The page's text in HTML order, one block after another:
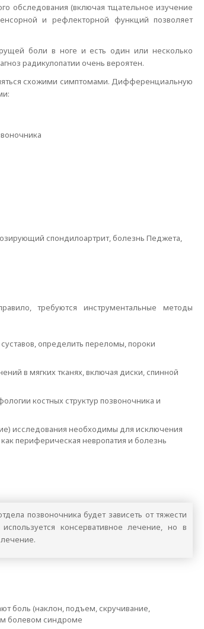
обследования (включая тщательное изучение
и рефлекторной функций позволяет
боли в ноге и есть один или несколько
радикулопатии очень вероятен.
схожими симптомами. Дифференциальную
спондилоартрит, болезнь Педжета,
требуются инструментальные методы
определить переломы, пороки
в мягких тканях, включая диски, спинной
костных структур позвоночника и
исследования необходимы для исключения
периферическая невропатия и болезнь
позвоночника будет зависеть от тяжести
консервативное лечение, но в
боль (наклон, подъем, скручивание,
болевом синдроме